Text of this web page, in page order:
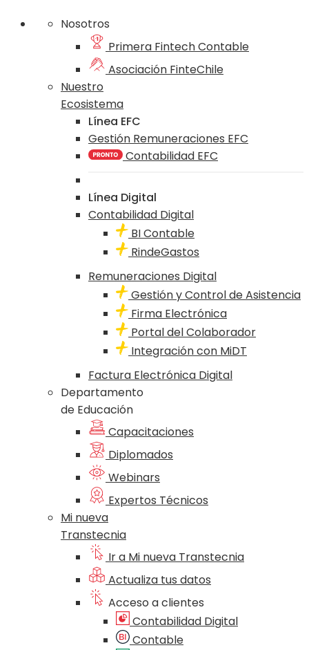
Nosotros
Primera Fintech Contable
Asociación FinteChile
Nuestro
Ecosistema
Línea EFC
Gestión Remuneraciones EFC
Contabilidad EFC
Línea Digital
Contabilidad Digital
BI Contable
RindeGastos
Remuneraciones Digital
Gestión y Control de Asistencia
Firma Electrónica
Portal del Colaborador
Integración con MiDT
Factura Electrónica Digital
Departamento
de Educación
Capacitaciones
Diplomados
Webinars
Expertos Técnicos
Mi nueva
Transtecnia
Ir a Mi nueva Transtecnia
Actualiza tus datos
Acceso a clientes
Contabilidad Digital
Contable